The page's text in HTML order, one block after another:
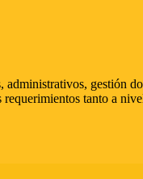
gestión
tanto a